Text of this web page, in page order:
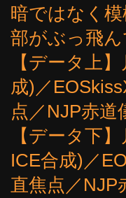
暗ではなく
部がぶっ飛ん
【データ上
成)／
点／NJP赤道
【データ下
ICE合成)／
直焦点／NJP